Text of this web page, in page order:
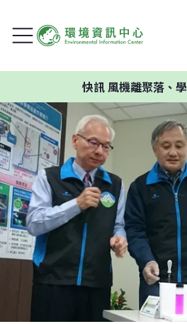
風機離聚落、學校